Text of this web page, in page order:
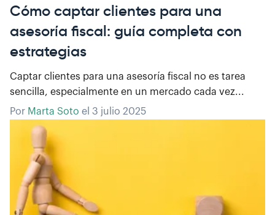
Cómo captar clientes para una
asesoría fiscal: guía completa con
estrategias
Captar clientes para una asesoría fiscal no es tarea
sencilla, especialmente en un mercado cada vez...
Por Marta Soto el 3 julio 2025